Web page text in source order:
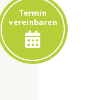
Termin
vereinbaren